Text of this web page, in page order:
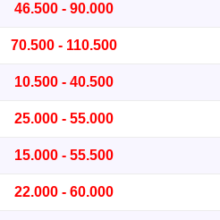
46.500 - 90.000
70.500 - 110.500
10.500 - 40.500
25.000 - 55.000
15.000 - 55.500
22.000 - 60.000